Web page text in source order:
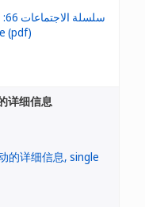
详细信息